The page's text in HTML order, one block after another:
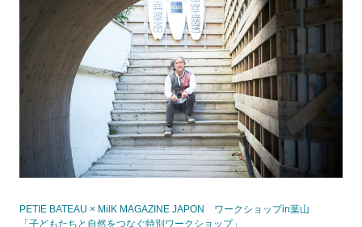
PETIE BATEAU × MilK MAGAZINE JAPON ワークショップin葉山
「子どもたちと自然をつなぐ特別ワークショップ」